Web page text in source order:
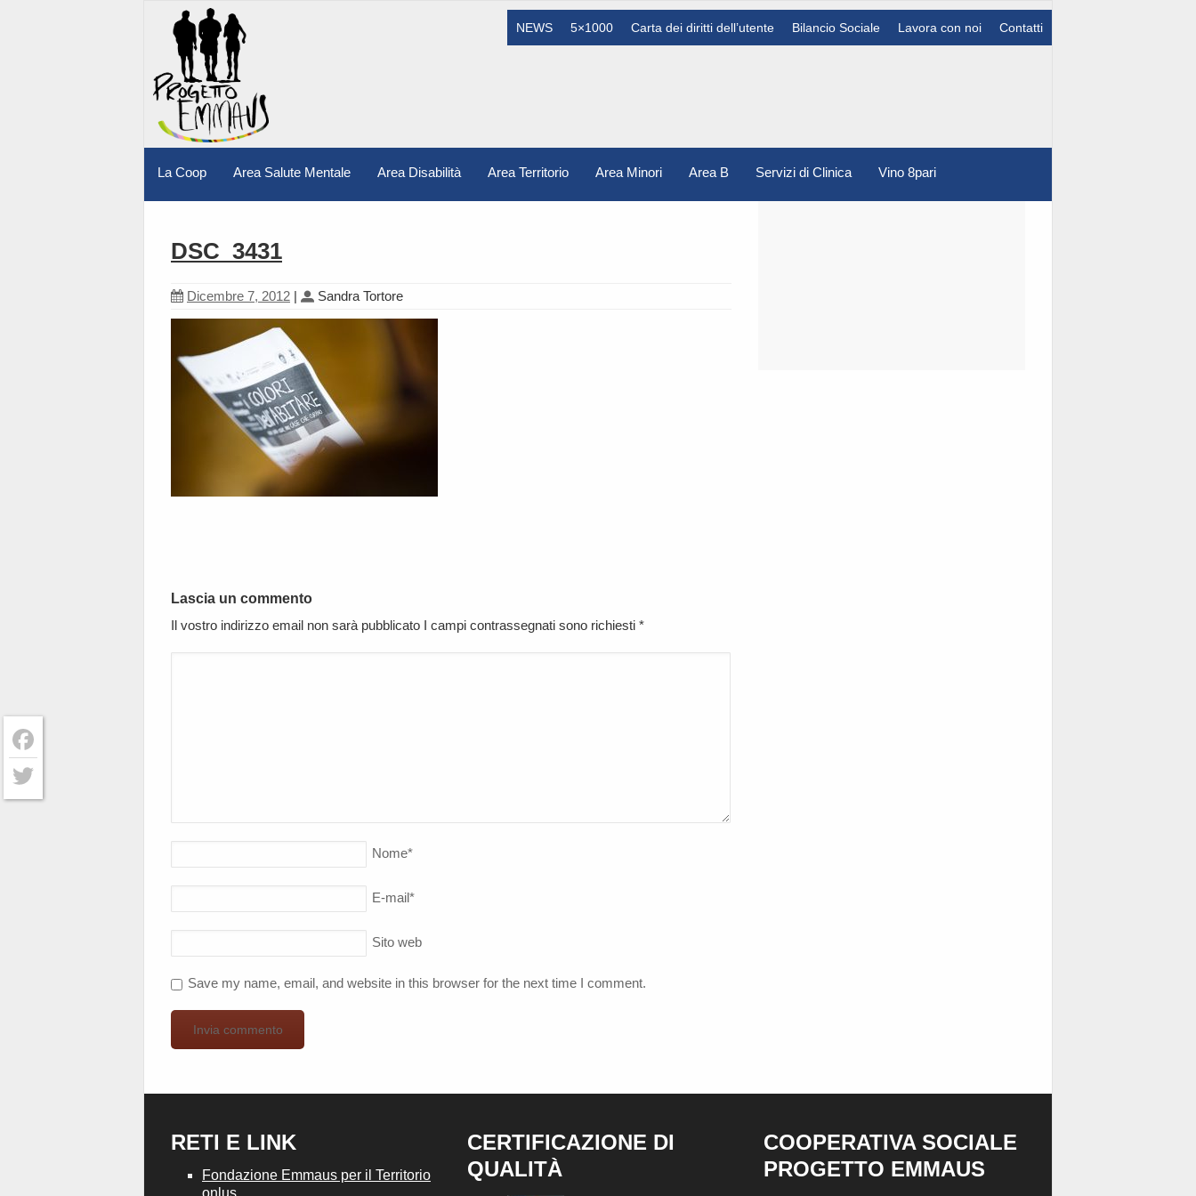
Contatti
Lavora con noi
Bilancio Sociale
Carta dei diritti dell’utente
5×1000
NEWS
La Coop Area Salute Mentale Area Disabilità Area Territorio Area Minori Area B Servizi di Clinica Vino 8pari
DSC_3431
Dicembre 7, 2012 | Sandra Tortore
Lascia un commento
Il vostro indirizzo email non sarà pubblicato I campi contrassegnati sono richiesti *
Nome*
E-mail*
Sito web
Save my name, email, and website in this browser for the next time I comment.
RETI E LINK
Fondazione Emmaus per il Territorio
onlus
CERTIFICAZIONE DI
QUALITÀ
COOPERATIVA SOCIALE
PROGETTO EMMAUS
Facebook
Twitter